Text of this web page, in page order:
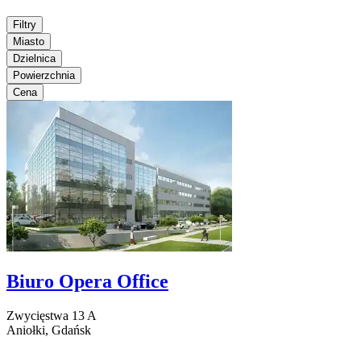
Filtry
Miasto
Dzielnica
Powierzchnia
Cena
Biuro Opera Office
Zwycięstwa 13 A
Aniołki, Gdańsk